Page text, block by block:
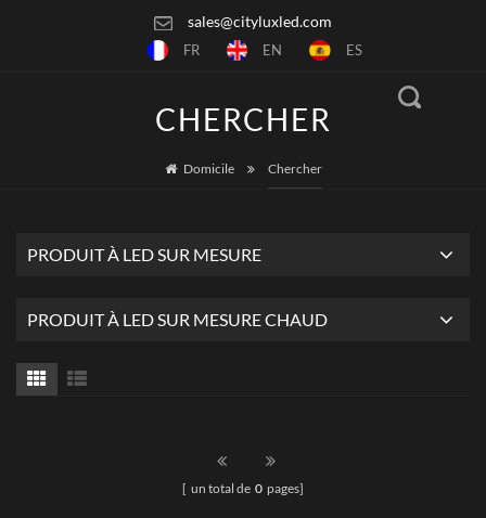
sales@cityluxled.com
FR EN ES
CHERCHER
Domicile Chercher
PRODUIT À LED SUR MESURE
PRODUIT À LED SUR MESURE CHAUD
[ un total de 0 pages]